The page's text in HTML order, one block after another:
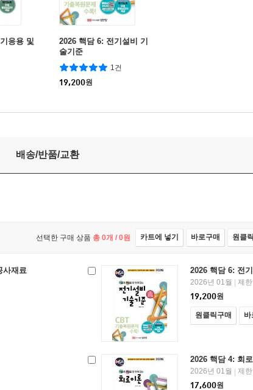
응용 및
2026 핵담 6: 전기설비 기
술기준
1건
19,200원
배송/반품/교환
선택한 구매 상품 총 0개 / 0원 카트에 넣기 바로구매 원클
사재료 2026 핵담 6: 전
2026년 01월 | 제
19,200원
원클릭구매 바
2026 핵담 4: 회
2026년 01월 | 제
17,600원